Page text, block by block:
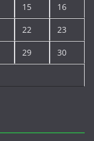
15 16
22 23
29 30